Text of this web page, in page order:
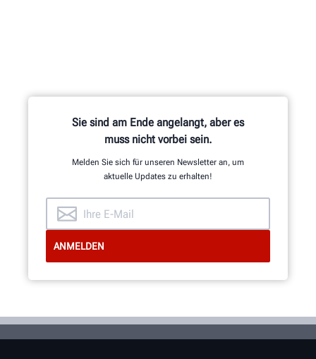
Sie sind am Ende angelangt, aber es
muss nicht vorbei sein.
Melden Sie sich für unseren Newsletter an, um
aktuelle Updates zu erhalten!